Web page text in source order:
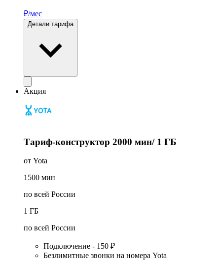
₽/мес
Детали тарифа
Акция
Тариф-конструктор 2000 мин/ 1 ГБ
от Yota
1500 мин
по всей России
1 ГБ
по всей России
Подключение - 150 ₽
Безлимитные звонки на номера Yota